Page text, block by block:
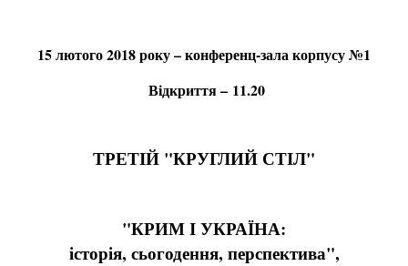
15 лютого 2018 року – конференц-зала корпусу №1
Відкриття – 11.20
ТРЕТІЙ "КРУГЛИЙ СТІЛ"
"КРИМ І УКРАЇНА:
історія, сьогодення, перспектива",